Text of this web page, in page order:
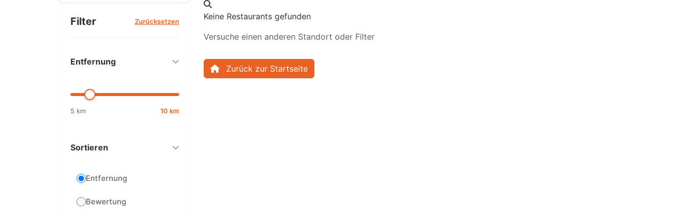
Filter Zurücksetzen
Entfernung
5 km 10 km
Sortieren
Entfernung
Bewertung
Keine Restaurants gefunden
Versuche einen anderen Standort oder Filter
Zurück zur Startseite